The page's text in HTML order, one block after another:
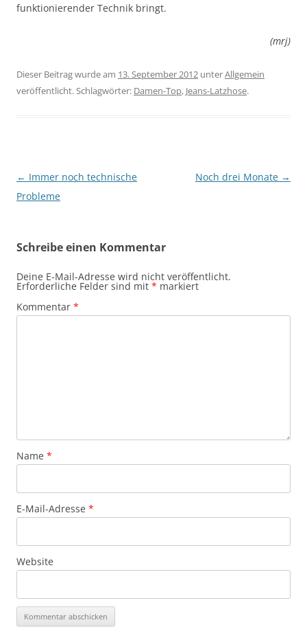
funktionierender Technik bringt.
(mrj)
Dieser Beitrag wurde am 13. September 2012 unterAllgemein
veröffentlicht. Schlagwörter: Damen-Top, Jeans-Latzhose.
Beitragsnavigation
← Immer noch technische
Probleme
Noch drei Monate →
Schreibe einen Kommentar
Deine E-Mail-Adresse wird nicht veröffentlicht.
Erforderliche Felder sind mit * markiert
Kommentar *
Name *
E-Mail-Adresse *
Website